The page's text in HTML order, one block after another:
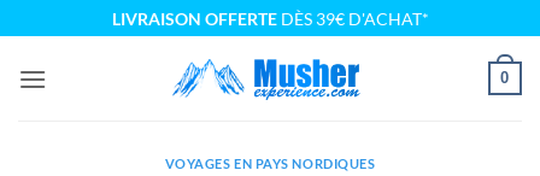
au
contenu
LIVRAISON OFFERTEDÈS 39€ D'ACHAT*
0
VOYAGES EN PAYS NORDIQUES